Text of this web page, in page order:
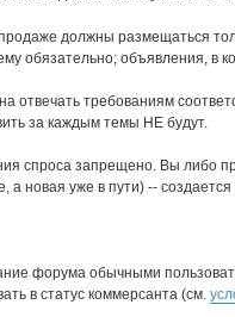
должны размещаться
обязательно; объявления, в
отвечать требованиям
за каждым темы НЕ будут.
спроса запрещено. Вы либо
а новая уже в пути) --
форума обычными
в статус коммерсанта (см.